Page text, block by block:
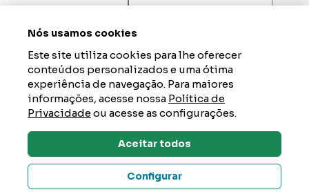
Dúvidas? Tire Aqui
Nós usamos cookies
Este site utiliza cookies para lhe oferecer
conteúdos personalizados e uma ótima
experiência de navegação. Para maiores
informações, acesse nossa Política de
Privacidadeou acesse as configurações.
Aceitar todos
Configurar